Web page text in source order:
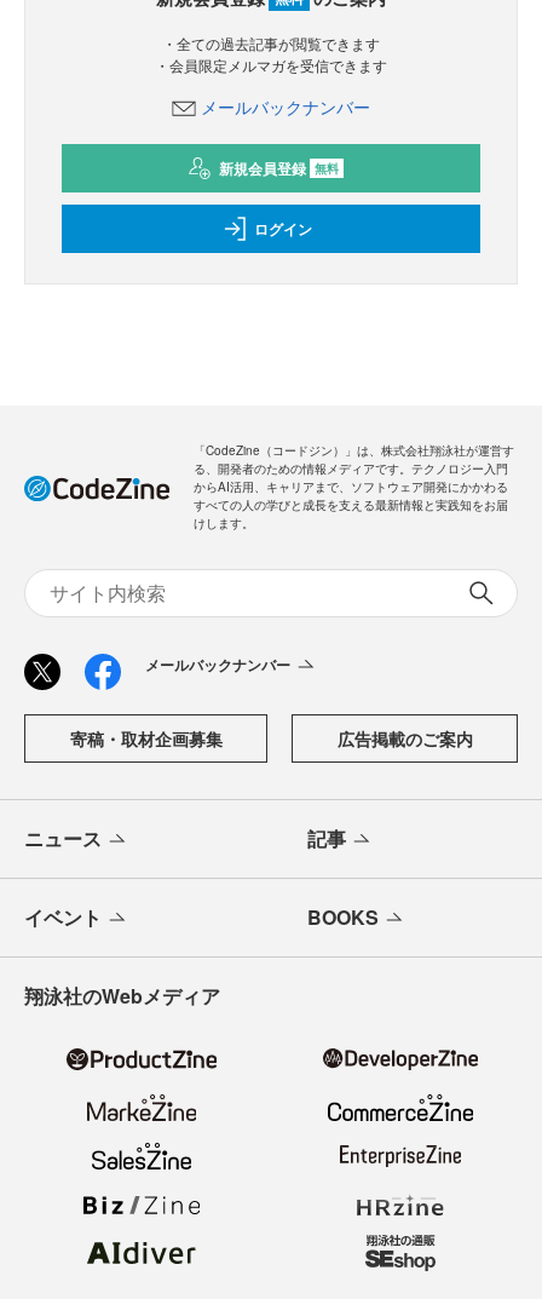
・全ての過去記事が閲覧できます
・会員限定メルマガを受信できます
メールバックナンバー
新規会員登録 無料
ログイン
「CodeZine（コードジン）」は、株式会社翔泳社が運営す
る、開発者のための情報メディアです。テクノロジー入門
からAI活用、キャリアまで、ソフトウェア開発にかかわる
すべての人の学びと成長を支える最新情報と実践知をお届
けします。
メールバックナンバー
寄稿・取材企画募集 広告掲載のご案内
ニュース 記事
イベント BOOKS
翔泳社のWebメディア